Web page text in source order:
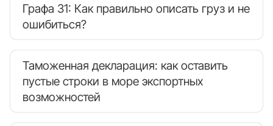
Графа 31: Как правильно описать груз и не
ошибиться?
Таможенная декларация: как оставить
пустые строки в море экспортных
возможностей